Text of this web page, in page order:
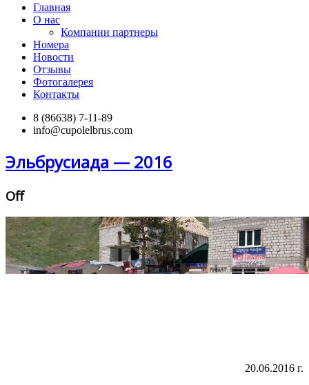
Главная
О нас
Компании партнеры
Номера
Новости
Отзывы
Фотогалерея
Контакты
8 (86638) 7-11-89
info@cupolelbrus.com
Эльбрусиада — 2016
Off
20.06.2016 г.